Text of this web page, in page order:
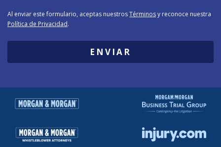
Al enviar este formulario, aceptas nuestrosTérminosy reconoce nuestra
Política de Privacidad.